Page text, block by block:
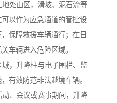
地处山区，滑坡、泥石流等
以作为应急通道的管控设
保障救援车辆通行；在日
车辆进入危险区域。
，升降柱与电子围栏、监
有效防范非法越境车辆。
动、会议或赛事期间，升降